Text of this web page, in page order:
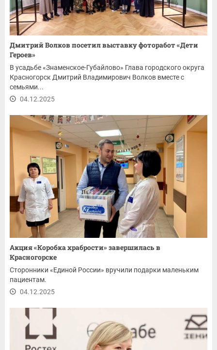
Дмитрий Волков посетил выставку фоторабот «Дети
Героев»
В усадьбе «Знаменское-Губайлово» Глава городского округа
Красногорск Дмитрий Владимирович Волков вместе с
семьями...
04.12.2025
Акция «Коробка храбрости» завершилась в
Красногорске
Сторонники «Единой России» вручили подарки маленьким
пациентам.
04.12.2025